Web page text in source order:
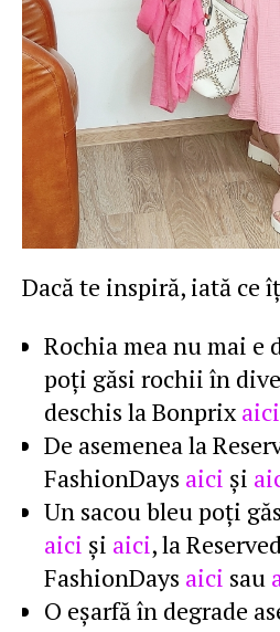
Dacă te inspiră, iată ce
Rochia mea nu mai e
poţi găsi rochii în
deschis la Bonprixaici
De asemenea la
FashionDays aici şi
Un sacou bleu poţi
aici şi aici, la
FashionDays aici sau
O eşarfă în degrade